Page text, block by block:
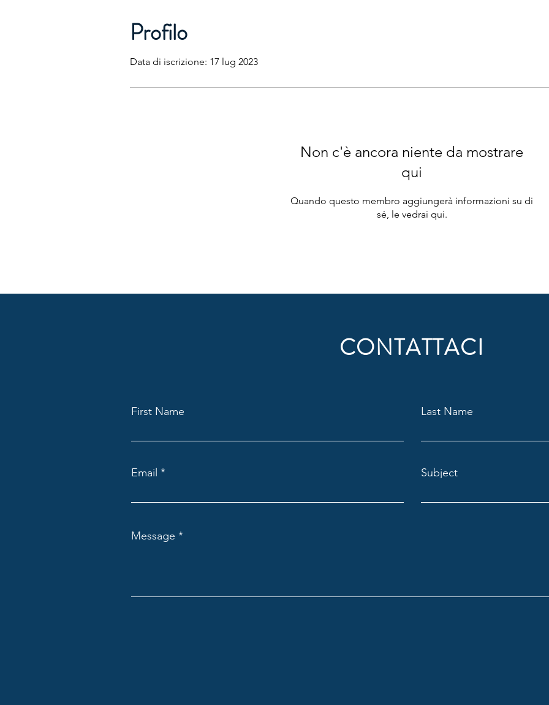
Profilo
Data di iscrizione: 17 lug 2023
Non c'è ancora niente da mostrare
qui
Quando questo membro aggiungerà informazioni su di
sé, le vedrai qui.
CONTATTACI
First Name Last Name
Email Subject
Message